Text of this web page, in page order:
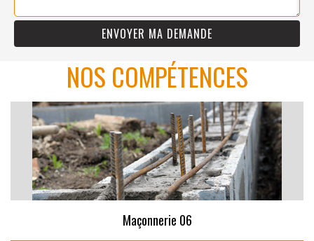
NOS COMPÉTENCES
Maçonnerie 06